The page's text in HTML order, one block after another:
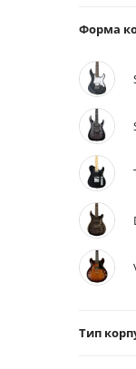
Форма
Тип